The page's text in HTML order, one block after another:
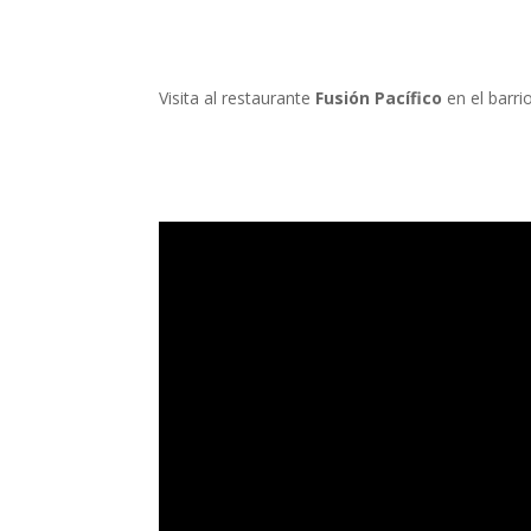
Visita al restaurante Fusión Pacífico en el